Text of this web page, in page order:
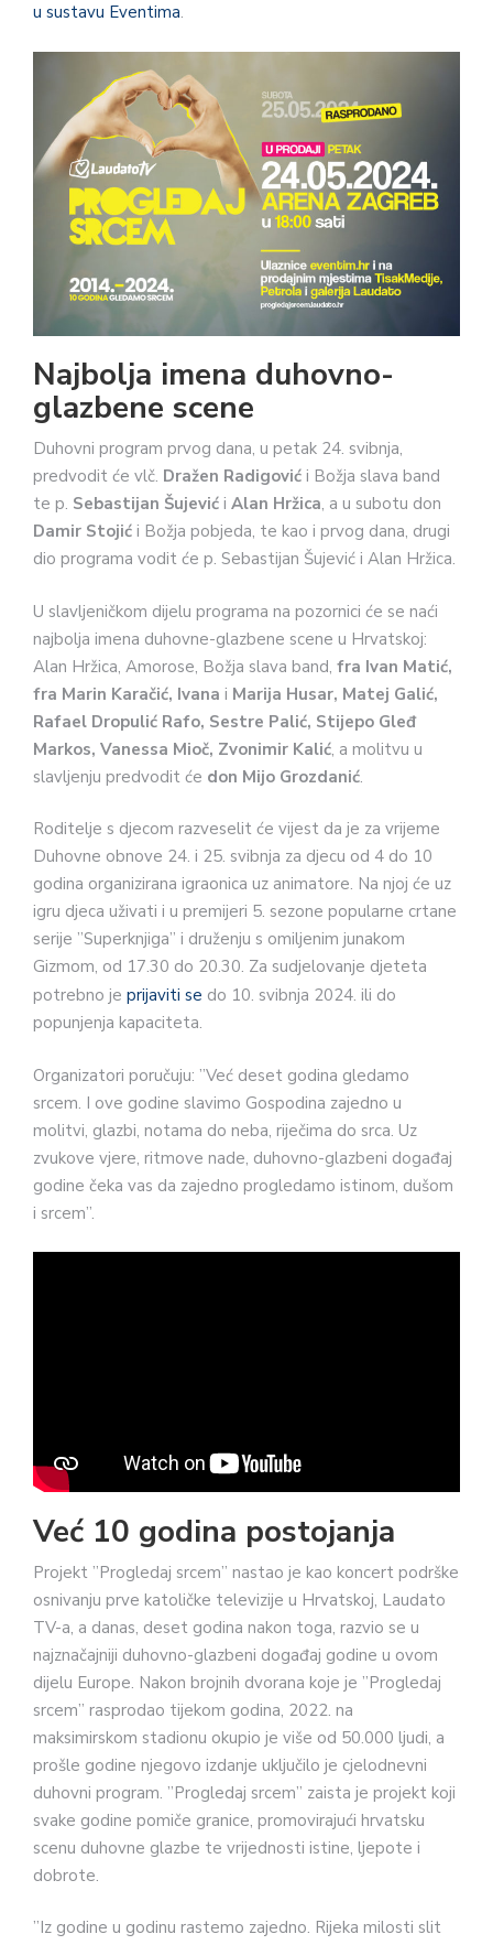
u sustavu Eventima.
Najbolja imena duhovno-
glazbene scene
Duhovni program prvog dana, u petak 24. svibnja,
predvodit će vlč. Dražen Radigović i Božja slava band
te p. Sebastijan Šujević i Alan Hržica, a u subotu don
Damir Stojić i Božja pobjeda, te kao i prvog dana, drugi
dio programa vodit će p. Sebastijan Šujević i Alan Hržica.
U slavljeničkom dijelu programa na pozornici će se naći
najbolja imena duhovne-glazbene scene u Hrvatskoj:
Alan Hržica, Amorose, Božja slava band, fra Ivan Matić,
fra Marin Karačić, Ivana i Marija Husar, Matej Galić,
Rafael Dropulić Rafo, Sestre Palić, Stijepo Gleđ
Markos, Vanessa Mioč, Zvonimir Kalić, a molitvu u
slavljenju predvodit će don Mijo Grozdanić.
Roditelje s djecom razveselit će vijest da je za vrijeme
Duhovne obnove 24. i 25. svibnja za djecu od 4 do 10
godina organizirana igraonica uz animatore. Na njoj će uz
igru djeca uživati i u premijeri 5. sezone popularne crtane
serije ”Superknjiga” i druženju s omiljenim junakom
Gizmom, od 17.30 do 20.30. Za sudjelovanje djeteta
potrebno je prijaviti se do 10. svibnja 2024. ili do
popunjenja kapaciteta.
Organizatori poručuju: ”Već deset godina gledamo
srcem. I ove godine slavimo Gospodina zajedno u
molitvi, glazbi, notama do neba, riječima do srca. Uz
zvukove vjere, ritmove nade, duhovno-glazbeni događaj
godine čeka vas da zajedno progledamo istinom, dušom
i srcem”.
Već 10 godina postojanja
Projekt ”Progledaj srcem” nastao je kao koncert podrške
osnivanju prve katoličke televizije u Hrvatskoj, Laudato
TV-a, a danas, deset godina nakon toga, razvio se u
najznačajniji duhovno-glazbeni događaj godine u ovom
dijelu Europe. Nakon brojnih dvorana koje je ”Progledaj
srcem” rasprodao tijekom godina, 2022. na
maksimirskom stadionu okupio je više od 50.000 ljudi, a
prošle godine njegovo izdanje uključilo je cjelodnevni
duhovni program. ”Progledaj srcem” zaista je projekt koji
svake godine pomiče granice, promovirajući hrvatsku
scenu duhovne glazbe te vrijednosti istine, ljepote i
dobrote.
”Iz godine u godinu rastemo zajedno. Rijeka milosti slit